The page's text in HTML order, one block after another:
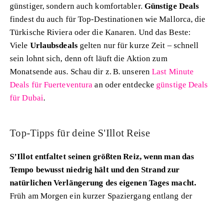
günstiger, sondern auch komfortabler. Günstige Deals
findest du auch für Top-Destinationen wie Mallorca, die
Türkische Riviera oder die Kanaren. Und das Beste:
Viele Urlaubsdealsgelten nur für kurze Zeit – schnell
sein lohnt sich, denn oft läuft die Aktion zum
Monatsende aus. Schau dir z. B. unserenLast Minute
Deals für Fuerteventura an oder entdecke günstige Deals
für Dubai.
Top-Tipps für deine S'Illot Reise
S’Illot entfaltet seinen größten Reiz, wenn man das
Tempo bewusst niedrig hält und den Strand zur
natürlichen Verlängerung des eigenen Tages macht.
Früh am Morgen ein kurzer Spaziergang entlang der